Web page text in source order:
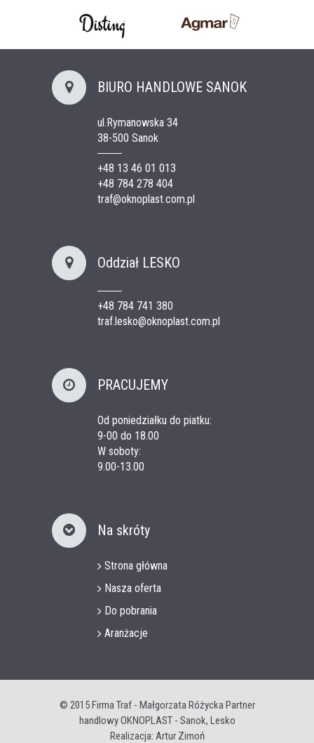
BIURO HANDLOWE SANOK
ul.Rymanowska 34
38-500 Sanok
+48 13 46 01 013
+48 784 278 404
traf@oknoplast.com.pl
Oddział LESKO
+48 784 741 380
traf.lesko@oknoplast.com.pl
PRACUJEMY
Od poniedziałku do piatku:
9-00 do 18.00
W soboty:
9.00-13.00
Na skróty
Strona główna
Nasza oferta
Do pobrania
Aranżacje
© 2015Firma Traf - Małgorzata Różycka Partner
handlowy OKNOPLAST - Sanok, Lesko
Realizacja: Artur Zimoń